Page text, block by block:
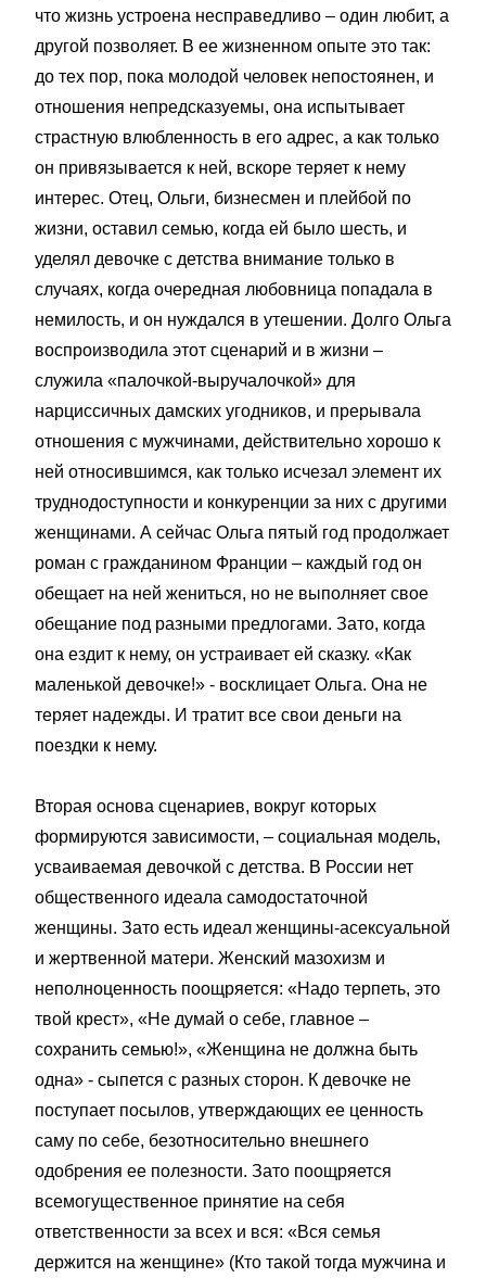
что жизнь устроена несправедливо – один любит, а
другой позволяет. В ее жизненном опыте это так:
до тех пор, пока молодой человек непостоянен, и
отношения непредсказуемы, она испытывает
страстную влюбленность в его адрес, а как только
он привязывается к ней, вскоре теряет к нему
интерес. Отец, Ольги, бизнесмен и плейбой по
жизни, оставил семью, когда ей было шесть, и
уделял девочке с детства внимание только в
случаях, когда очередная любовница попадала в
немилость, и он нуждался в утешении. Долго Ольга
воспроизводила этот сценарий и в жизни –
служила «палочкой-выручалочкой» для
нарциссичных дамских угодников, и прерывала
отношения с мужчинами, действительно хорошо к
ней относившимся, как только исчезал элемент их
труднодоступности и конкуренции за них с другими
женщинами. А сейчас Ольга пятый год продолжает
роман с гражданином Франции – каждый год он
обещает на ней жениться, но не выполняет свое
обещание под разными предлогами. Зато, когда
она ездит к нему, он устраивает ей сказку. «Как
маленькой девочке!» - восклицает Ольга. Она не
теряет надежды. И тратит все свои деньги на
поездки к нему.
Вторая основа сценариев, вокруг которых
формируются зависимости, – социальная модель,
усваиваемая девочкой с детства. В России нет
общественного идеала самодостаточной
женщины. Зато есть идеал женщины-асексуальной
и жертвенной матери. Женский мазохизм и
неполноценность поощряется: «Надо терпеть, это
твой крест», «Не думай о себе, главное –
сохранить семью!», «Женщина не должна быть
одна» - сыпется с разных сторон. К девочке не
поступает посылов, утверждающих ее ценность
саму по себе, безотносительно внешнего
одобрения ее полезности. Зато поощряется
всемогущественное принятие на себя
ответственности за всех и вся: «Вся семья
держится на женщине» (Кто такой тогда мужчина и